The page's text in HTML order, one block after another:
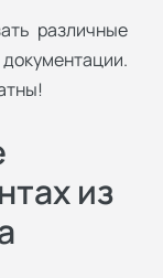
различные
из